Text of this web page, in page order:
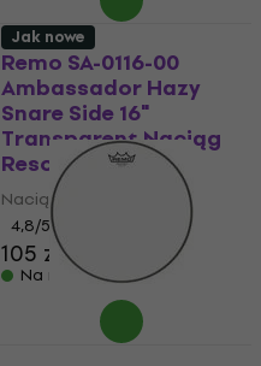
Remo SA-0116-00
Ambassador Hazy
Snare Side 16"
Transparent Naciąg
Resonansowy
Naciąg Resonansowy
4,8/5
105 zł
Na magazynie
Jak nowe